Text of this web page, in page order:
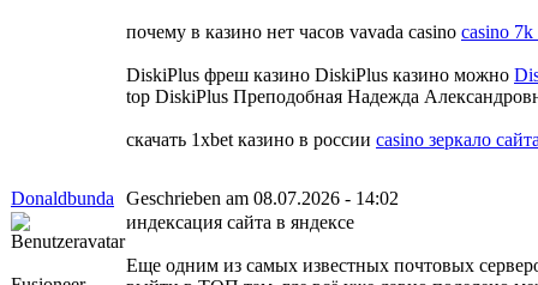
почему в казино нет часов vavada casino casino 7k
DiskiPlus фреш казино DiskiPlus казино можно
top DiskiPlus Преподобная Надежда
скачать 1xbet казино в россии casino зеркало
Donaldbunda Geschrieben am 08.07.2026 - 14:02
индексация сайта в яндексе
Еще одним из самых известных почтовых